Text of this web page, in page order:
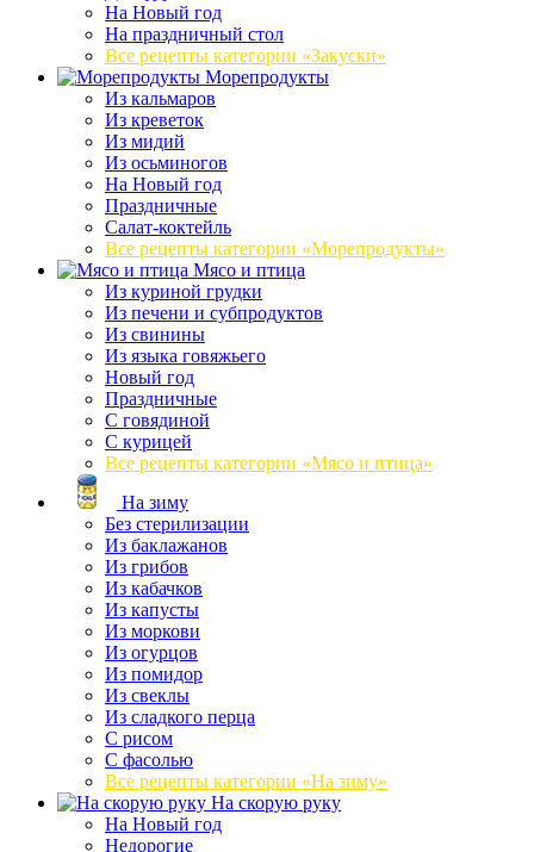
На Новый год
На праздничный стол
Все рецепты категории «Закуски»
Морепродукты
Из кальмаров
Из креветок
Из мидий
Из осьминогов
На Новый год
Праздничные
Салат-коктейль
Все рецепты категории «Морепродукты»
Мясо и птица
Из куриной грудки
Из печени и субпродуктов
Из свинины
Из языка говяжьего
Новый год
Праздничные
С говядиной
С курицей
Все рецепты категории «Мясо и птица»
На зиму
Без стерилизации
Из баклажанов
Из грибов
Из кабачков
Из капусты
Из моркови
Из огурцов
Из помидор
Из свеклы
Из сладкого перца
С рисом
С фасолью
Все рецепты категории «На зиму»
На скорую руку
На Новый год
Недорогие